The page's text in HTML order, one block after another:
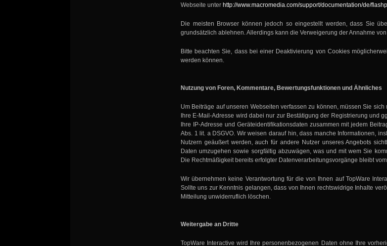
Webseite unter http://www.macromedia.com/support/documentation/de/
Die meisten Browser können jedoch so eingestellt werden, dass Sie
grundsätzlich ablehnen. Allerdings kann die Verweigerung der Annahme
Bitte beachten Sie, dass bei einer Deaktivierung von Cookies
werden können.
Nutzung von Foren, Kommentare, Bewertungsfunktionen und Ähnliches
Um Beiträge auf unseren Webseiten verfassen zu können, müssen Sie
Ihre E-Mail-Adresse wird dabei nur zur Bestätigung der Registrierung und
Ihre IP-Adresse und Geräteidentifikationsdaten zusammen mit jedem
Abs. 1 lit. a DSGVO. Wir weisen darauf hin, dass manche Informationen,
Nutzern geäußert werden, auch für andere Nutzer unseres Angebots
Daten umzugehen sowie sorgfältig abzuwägen, was und mit wem Sie
Die Rechtmäßigkeit bereits erfolgter Datenverarbeitungsvorgänge bleibt
Wir übernehmen keine Verantwortung für die von Ihnen auf TopWare
Sollte uns zur Kenntnis gelangen, dass von Ihnen rechtswidrige Inhalte
Mitteilung unwiderruflich löschen.
Weitergabe an Dritte
TopWare Interactive wird Ihre personenbezogenen Daten ohne Ihre